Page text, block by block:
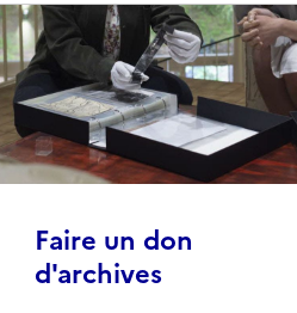
Faire un don
d'archives